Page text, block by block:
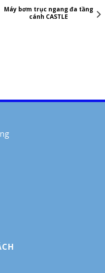
Máy bơm trục ngang đa tầng
cánh CASTLE